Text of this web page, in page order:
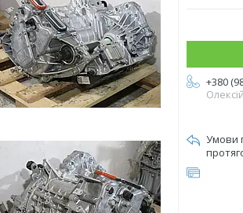
+380
Олексій